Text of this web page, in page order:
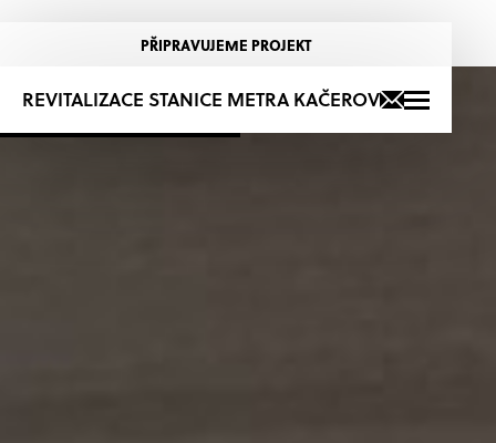
+420 725 723 276
PŘIPRAVUJEME PROJEKT
REVITALIZACE STANICE METRA KAČEROV